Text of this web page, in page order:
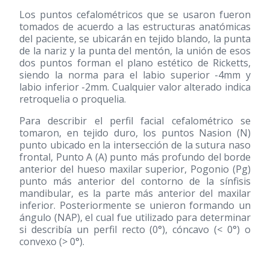
Los puntos cefalométricos que se usaron fueron
tomados de acuerdo a las estructuras anatómicas
del paciente, se ubicarán en tejido blando, la punta
de la nariz y la punta del mentón, la unión de esos
dos puntos forman el plano estético de Ricketts,
siendo la norma para el labio superior -4mm y
labio inferior -2mm. Cualquier valor alterado indica
retroquelia o proquelia.
Para describir el perfil facial cefalométrico se
tomaron, en tejido duro, los puntos Nasion (N)
punto ubicado en la intersección de la sutura naso
frontal, Punto A (A) punto más profundo del borde
anterior del hueso maxilar superior, Pogonio (Pg)
punto más anterior del contorno de la sínfisis
mandibular, es la parte más anterior del maxilar
inferior. Posteriormente se unieron formando un
ángulo (NAP), el cual fue utilizado para determinar
si describía un perfil recto (0°), cóncavo (< 0°) o
convexo (> 0°).